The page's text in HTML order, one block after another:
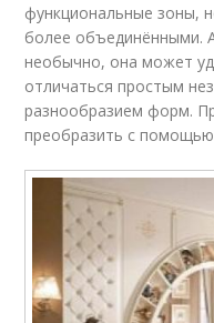
функциональные зоны,
более объединёнными.
необычно, она может
отличаться простым
разнообразием форм.
преобразить с помощью